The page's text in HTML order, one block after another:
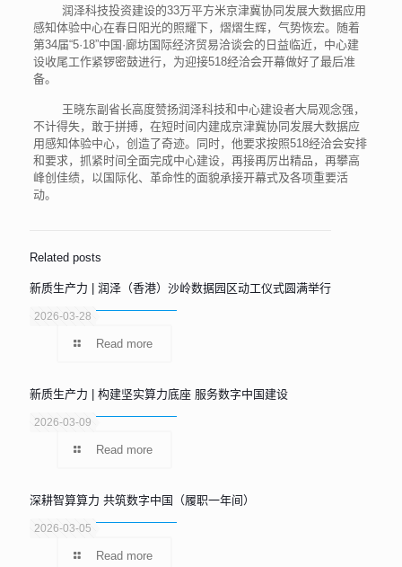
润泽科技投资建设的33万平方米京津冀协同发展大数据应用
感知体验中心在春日阳光的照耀下，熠熠生辉，气势恢宏。随着
第34届“5·18”中国·廊坊国际经济贸易洽谈会的日益临近，中心建
设收尾工作紧锣密鼓进行，为迎接518经洽会开幕做好了最后准
备。
王晓东副省长高度赞扬润泽科技和中心建设者大局观念强，
不计得失，敢于拼搏，在短时间内建成京津冀协同发展大数据应
用感知体验中心，创造了奇迹。同时，他要求按照518经洽会安排
和要求，抓紧时间全面完成中心建设，再接再厉出精品，再攀高
峰创佳绩，以国际化、革命性的面貌承接开幕式及各项重要活
动。
Related posts
2026-03-28
新质生产力 | 润泽（香港）沙岭数据园区动工仪式圆满举行
Read more
2026-03-09
新质生产力 | 构建坚实算力底座 服务数字中国建设
Read more
2026-03-05
深耕智算算力 共筑数字中国（履职一年间）
Read more